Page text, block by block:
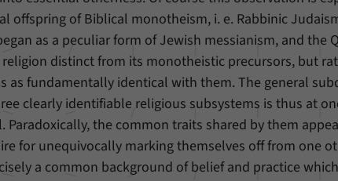
offspring of Biblical monotheism, i. e. Rabbinic
as a peculiar form of Jewish messianism, and the
distinct from its monotheistic precursors, but
as fundamentally identical with them. The general
clearly identifiable religious subsystems is thus at
the common traits shared by them
for unequivocally marking themselves off from one
a common background of belief and practice
Einstellungen, falls der Webseiten-Betreiber dies
eingestellt hat.
_pk_ref
Matomo
6 Monate
Mit diesem Cookie können wir speichern, von
welcher Internetseite oder Suchmaschine Besucher
durch eine Verlinkung auf unsere Internetseite
weitergeleitet wurden.